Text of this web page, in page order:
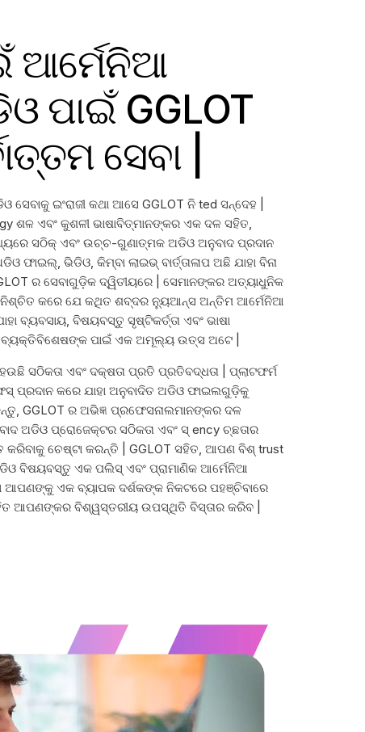
ଆର୍ମେନିଆ
ପାଇଁ GGLOT
ସେବା |
ଇଂରାଜୀ କଥା ଆସେ GGLOT ନି ted ସନ୍ଦେହ |
ଶଳ ଏବଂ କୁଶଳୀ ଭାଷାବିତ୍ମାନଙ୍କର ଏକ ଦଳ ସହିତ,
ସଠିକ୍ ଏବଂ ଉଚ୍ଚ-ଗୁଣାତ୍ମକ ଅଡିଓ ଅନୁବାଦ ପ୍ରଦାନ
ଭିଡିଓ, କିମ୍ବା ଲାଇଭ୍ ବାର୍ତ୍ତାଳାପ ଅଛି ଯାହା ବିନା
ର ସେବାଗୁଡ଼ିକ ଦ୍ୱିତୀୟରେ | ସେମାନଙ୍କର ଅତ୍ୟାଧୁନିକ
ନିଶ୍ଚିତ କରେ ଯେ କଥିତ ଶବ୍ଦର ନ୍ୟୁଆନ୍ସ ଅନ୍ତିମ ଆର୍ମେନିଆ
ବ୍ୟବସାୟ, ବିଷୟବସ୍ତୁ ସୃଷ୍ଟିକର୍ତ୍ତା ଏବଂ ଭାଷା
ବ୍ୟକ୍ତିବିଶେଷଙ୍କ ପାଇଁ ଏକ ଅମୂଲ୍ୟ ଉତ୍ସ ଅଟେ |
ସଠିକତା ଏବଂ ଦକ୍ଷତା ପ୍ରତି ପ୍ରତିବଦ୍ଧତା | ପ୍ଲାଟଫର୍ମ
କରେ ଯାହା ଅନୁବାଦିତ ଅଡିଓ ଫାଇଲଗୁଡ଼ିକୁ
GGLOT ର ଅଭିଜ୍ଞ ପ୍ରଫେସନାଲମାନଙ୍କର ଦଳ
ଅଡିଓ ପ୍ରୋଜେକ୍ଟର ସଠିକତା ଏବଂ ସ୍ ency ଚ୍ଛତାର
କରିବାକୁ ଚେଷ୍ଟା କରନ୍ତି | GGLOT ସହିତ, ଆପଣ ବିଶ୍ trust
ବିଷୟବସ୍ତୁ ଏକ ପଲିସ୍ ଏବଂ ପ୍ରାମାଣିକ ଆର୍ମେନିଆ
ଆପଣଙ୍କୁ ଏକ ବ୍ୟାପକ ଦର୍ଶକଙ୍କ ନିକଟରେ ପହଞ୍ଚିବାରେ
ଆପଣଙ୍କର ବିଶ୍ୱସ୍ତରୀୟ ଉପସ୍ଥିତି ବିସ୍ତାର କରିବ |